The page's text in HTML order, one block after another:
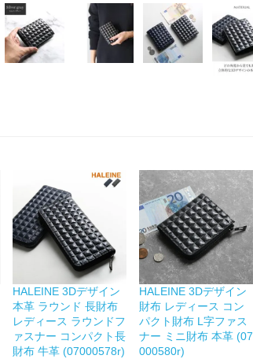
HALEINE 3Dデザイン
本革 ラウンド 長財布
レディース ラウンドフ
ァスナー コンパクト長
財布 牛革 (07000578r)
HALEINE 3Dデザイン
財布 レディース コン
パクト財布 L字ファス
ナー ミニ財布 本革 (07
000580r)